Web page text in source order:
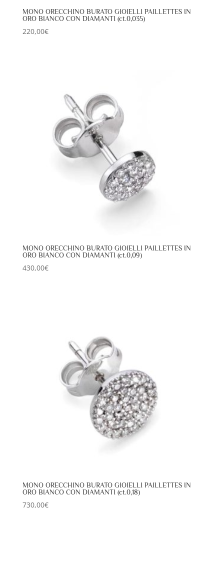
MONO ORECCHINO BURATO GIOIELLI PAILLETTES IN
ORO BIANCO CON DIAMANTI (ct.0,035)
220,00€
MONO ORECCHINO BURATO GIOIELLI PAILLETTES IN
ORO BIANCO CON DIAMANTI (ct.0,09)
430,00€
MONO ORECCHINO BURATO GIOIELLI PAILLETTES IN
ORO BIANCO CON DIAMANTI (ct.0,18)
730,00€